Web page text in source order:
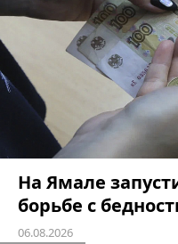
На Ямале
борьбе с
06.08.2026